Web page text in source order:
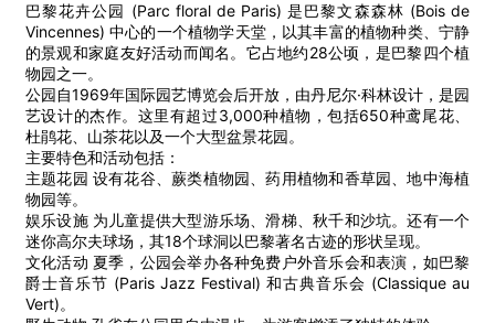
巴黎花卉公园 (Parc floral de Paris) 是巴黎文森森林 (Bois de
Vincennes) 中心的一个植物学天堂，以其丰富的植物种类、宁静
的景观和家庭友好活动而闻名。它占地约28公顷，是巴黎四个植
物园之一。
公园自1969年国际园艺博览会后开放，由丹尼尔·科林设计，是园
艺设计的杰作。这里有超过3,000种植物，包括650种鸢尾花、
杜鹃花、山茶花以及一个大型盆景花园。
主要特色和活动包括：
主题花园 设有花谷、蕨类植物园、药用植物和香草园、地中海植
物园等。
娱乐设施 为儿童提供大型游乐场、滑梯、秋千和沙坑。还有一个
迷你高尔夫球场，其18个球洞以巴黎著名古迹的形状呈现。
文化活动 夏季，公园会举办各种免费户外音乐会和表演，如巴黎
爵士音乐节 (Paris Jazz Festival) 和古典音乐会 (Classique au
Vert)。